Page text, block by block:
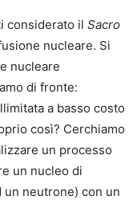
considerato il Sacro
nucleare. Si
nucleare
di fronte:
a basso costo
così? Cerchiamo
un processo
un nucleo di
neutrone) con un